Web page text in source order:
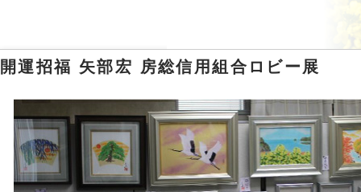
開運招福 矢部宏 房総信用組合ロビー展